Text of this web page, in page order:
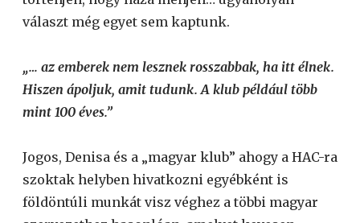
választ még egyet sem kaptunk.
„… az emberek nem lesznek rosszabbak, ha itt élnek.
Hiszen ápoljuk, amit tudunk. A klub például több
mint 100 éves.”
Jogos, Denisa és a „magyar klub” ahogy a HAC-ra
szoktak helyben hivatkozni egyébként is
földöntúli munkát visz véghez a többi magyar